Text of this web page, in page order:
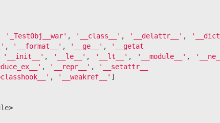
'_TestObj__war' , '__class__' , '__delattr__' ,
'__dict
, '__format__' , '__ge__' ,
'__getat
'__init__' , '__le__' , '__lt__' , '__module__' ,
'__ne_
, '__repr__' ,
'__setattr__
, '__weakref__' ]
>